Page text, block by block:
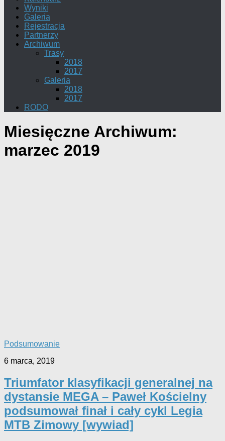
Wyniki
Galeria
Rejestracja
Partnerzy
Archiwum
Trasy
2018
2017
Galeria
2018
2017
RODO
Miesięczne Archiwum:
marzec 2019
Podsumowanie
6 marca, 2019
Triumfator klasyfikacji generalnej na
dystansie MEGA – Paweł Kościelny
podsumował finał i cały cykl Legia
MTB Zimowy [wywiad]